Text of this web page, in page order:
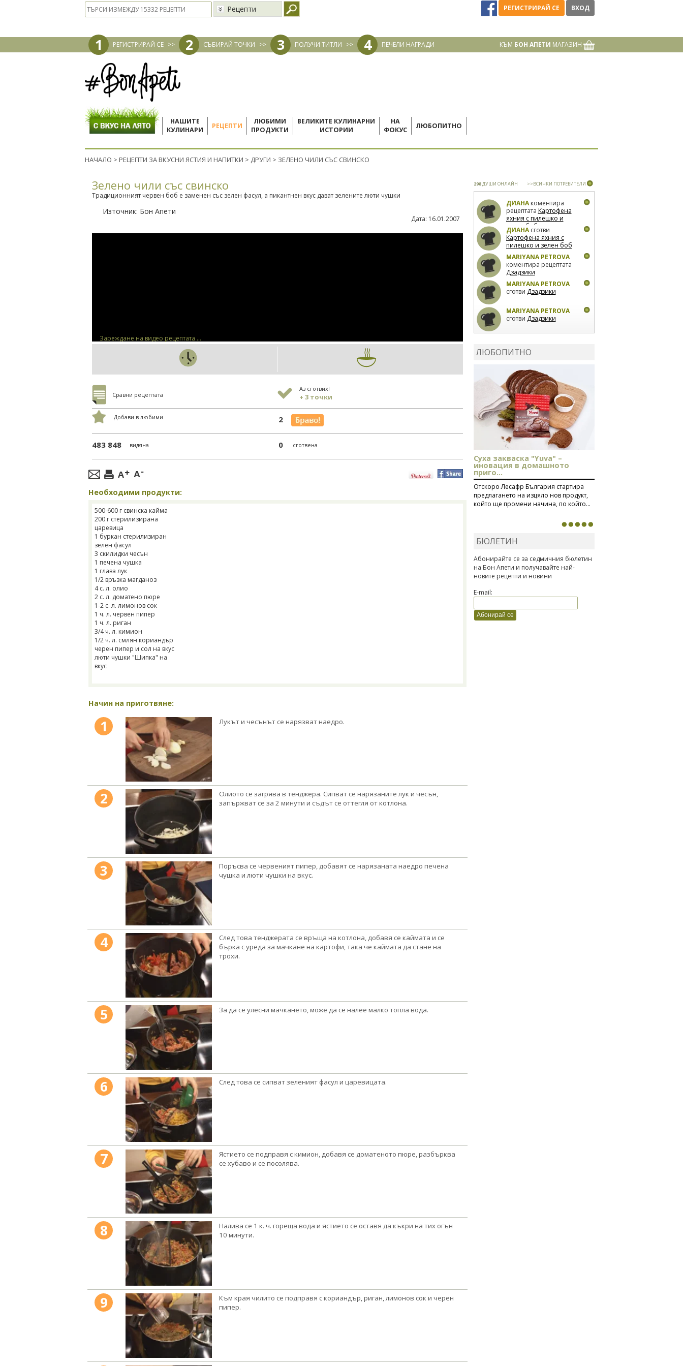
Рецепти РЕГИСТРИРАЙ СЕ ВХОД
1 РЕГИСТРИРАЙ СЕ >> 2 СЪБИРАЙ ТОЧКИ >> 3 ПОЛУЧИ ТИТЛИ >> 4 ПЕЧЕЛИ НАГРАДИ КЪМ БОН АПЕТИ МАГАЗИН
НАШИТЕ
КУЛИНАРИ
РЕЦЕПТИ
ЛЮБИМИ
ПРОДУКТИ
ВЕЛИКИТЕ КУЛИНАРНИ
ИСТОРИИ
НА
ФОКУС
ЛЮБОПИТНО
НАЧАЛО > РЕЦЕПТИ ЗА ВКУСНИ ЯСТИЯ И НАПИТКИ > ДРУГИ > ЗЕЛЕНО ЧИЛИ СЪС СВИНСКО
Зелено чили със свинско
Традиционният червен боб е заменен със зелен фасул, а пикантнен вкус дават зелените люти чушки
Източник: Бон Апети
Дата: 16.01.2007
Зареждане на видео рецептата ...
Сравни рецептата
Аз сготвих!
+ 3 точки
Добави в любими 2
483 848 видяна 0 сготвена
Необходими продукти:
500-600 г свинска кайма
200 г стерилизирана
царевица
1 буркан стерилизиран
зелен фасул
3 скилидки чесън
1 печена чушка
1 глава лук
1/2 връзка магданоз
4 с. л. олио
2 с. л. доматено пюре
1-2 с. л. лимонов сок
1 ч. л. червен пипер
1 ч. л. риган
3/4 ч. л. кимион
1/2 ч. л. смлян кориандър
черен пипер и сол на вкус
люти чушки "Шипка" на
вкус
Начин на приготвяне:
1 Лукът и чесънът се нарязват наедро.
2
Олиото се загрява в тенджера. Сипват се нарязаните лук и чесън,
запържват се за 2 минути и съдът се оттегля от котлона.
3
Поръсва се червеният пипер, добавят се нарязаната наедро печена
чушка и люти чушки на вкус.
4
След това тенджерата се връща на котлона, добавя се каймата и се
бърка с уреда за мачкане на картофи, така че каймата да стане на
трохи.
5 За да се улесни мачкането, може да се налее малко топла вода.
6 След това се сипват зеленият фасул и царевицата.
7
Ястието се подправя с кимион, добавя се доматеното пюре, разбърква
се хубаво и се посолява.
8
Налива се 1 к. ч. гореща вода и ястието се оставя да къкри на тих огън
10 минути.
9
Към края чилито се подправя с кориандър, риган, лимонов сок и черен
пипер.
298ДУШИ ОНЛАЙН >>ВСИЧКИ ПОТРЕБИТЕЛИ
ДИАНАкоментира
рецептата Картофена
яхния с пилешко и
зелен боб
ДИАНАсготви
Картофена яхния с
пилешко и зелен боб
MARIYANA PETROVA
коментира рецептата
Дзадзики
MARIYANA PETROVA
сготви Дзадзики
MARIYANA PETROVA
сготви Дзадзики
фурна
рецептатаСвински
ребра с печени
картофи
ЛЮБОПИТНО
Суха закваска "Yuva" –
иновация в домашното
приго...
Отскоро Лесафр България стартира
предлагането на изцяло нов продукт,
който ще промени начина, по който...
БЮЛЕТИН
Абонирайте се за седмичния бюлетин
на Бон Апети и получавайте най-
новите рецепти и новини
E-mail: